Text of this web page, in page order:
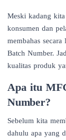
Meski kadang
konsumen dan
membahas
Batch Number.
kualitas produk
Apa itu
Number?
Sebelum kita
dahulu apa yang